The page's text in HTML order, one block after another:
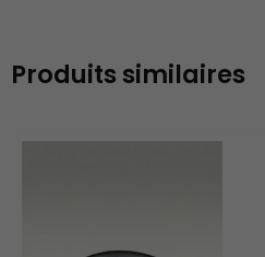
Produits similaires